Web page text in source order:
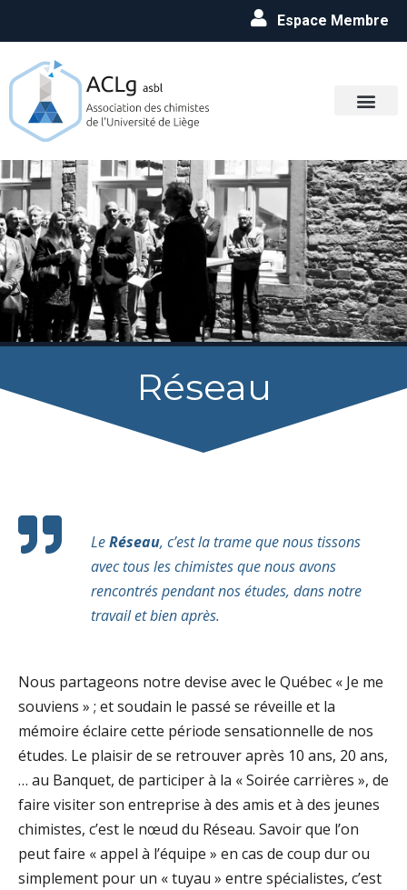
Espace Membre
Réseau
LeRéseau, c’est la trame que nous tissons
avec tous les chimistes que nous avons
rencontrés pendant nos études, dans notre
travail et bien après.
Nous partageons notre devise avec le Québec « Je me
souviens » ; et soudain le passé se réveille et la
mémoire éclaire cette période sensationnelle de nos
études. Le plaisir de se retrouver après 10 ans, 20 ans,
… au Banquet, de participer à la « Soirée carrières », de
faire visiter son entreprise à des amis et à des jeunes
chimistes, c’est le nœud du Réseau. Savoir que l’on
peut faire « appel à l’équipe » en cas de coup dur ou
simplement pour un « tuyau » entre spécialistes, c’est